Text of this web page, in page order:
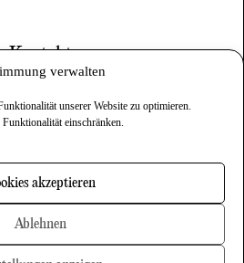
verwalten
unserer Website zu optimieren.
einschränken.
akzeptieren
Ablehnen
Kontakt
Newsletter